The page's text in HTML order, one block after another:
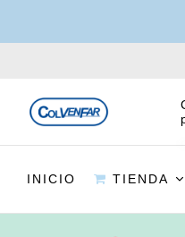
INICIO TIENDA